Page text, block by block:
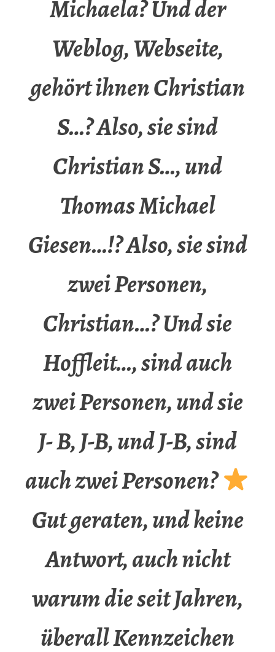
Michaela? Und der
Weblog, Webseite,
gehört ihnen Christian
S…? Also, sie sind
Christian S…, und
Thomas Michael
Giesen…!? Also, sie sind
zwei Personen,
Christian…? Und sie
Hoffleit…, sind auch
zwei Personen, und sie
J- B, J-B, und J-B, sind
auch zwei Personen?
Gut geraten, und keine
Antwort, auch nicht
warum die seit Jahren,
überall Kennzeichen